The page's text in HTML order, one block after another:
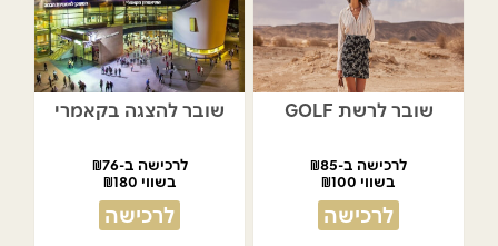
שובר לרשת GOLF
לרכישה ב-₪85
בשווי ₪100
לרכישה
שובר להצגה בקאמרי
לרכישה ב-₪76
בשווי ₪180
לרכישה